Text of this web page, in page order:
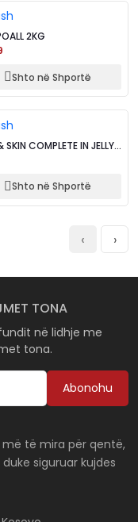
2KG
Shto në Shportë
SKIN COMPLETE IN JELLY
S
Shto në Shportë
‹ ›
të mira për qentë,
siguruar kujdes
TONA
në lidhje me
tona.
Abonohu